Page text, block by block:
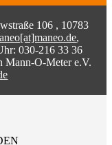
106 , 10783
,
030-216 33 36
Mann-O-Meter e.V.